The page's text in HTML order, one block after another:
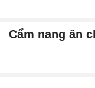
Cẩm nang ăn